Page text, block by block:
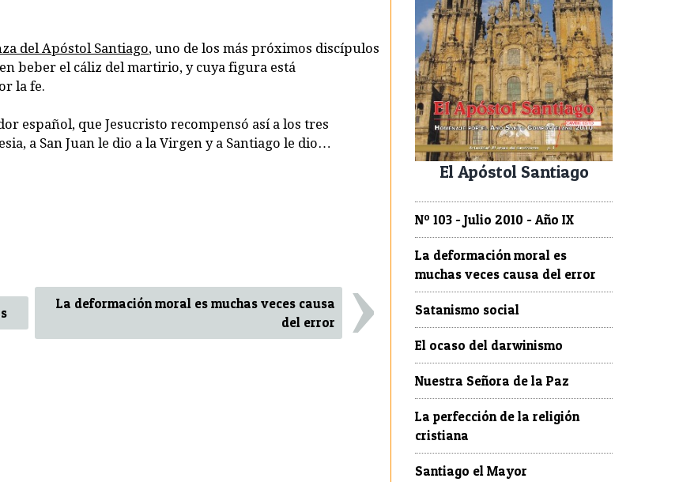
del Apóstol Santiago, uno de los más próximos discípulos
beber el cáliz del martirio, y cuya figura está
la fe.
español, que Jesucristo recompensó así a los tres
a San Juan le dio a la Virgen y a Santiago le dio…
La deformación moral es muchas veces causa
del error
›
El Apóstol Santiago
Nº 103 - Julio 2010 - Año IX
La deformación moral es
muchas veces causa del error
Satanismo social
El ocaso del darwinismo
Nuestra Señora de la Paz
La perfección de la religión
cristiana
Santiago el Mayor